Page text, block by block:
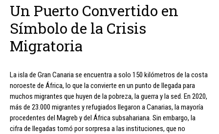
Un Puerto Convertido en
Símbolo de la Crisis
Migratoria
La isla de Gran Canaria se encuentra a solo 150 kilómetros de la costa
noroeste de África, lo que la convierte en un punto de llegada para
muchos migrantes que huyen de la pobreza, la guerra y la sed. En 2020,
más de 23.000 migrantes y refugiados llegaron a Canarias, la mayoría
procedentes del Magreb y del África subsahariana. Sin embargo, la
cifra de llegadas tomó por sorpresa a las instituciones, que no